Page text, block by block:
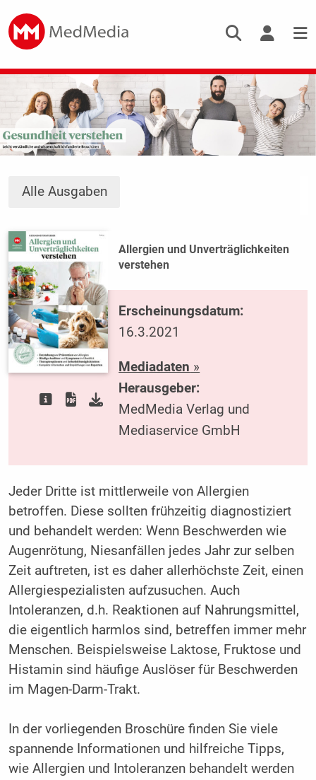
Alle Ausgaben
Allergien und Unverträglichkeiten
verstehen
Erscheinungsdatum:
16.3.2021
Mediadaten »
Herausgeber:
MedMedia Verlag und
Mediaservice GmbH
Jeder Dritte ist mittlerweile von Allergien
betroffen. Diese sollten frühzeitig diagnostiziert
und behandelt werden: Wenn Beschwerden wie
Augenrötung, Niesanfällen jedes Jahr zur selben
Zeit auftreten, ist es daher allerhöchste Zeit, einen
Allergiespezialisten aufzusuchen. Auch
Intoleranzen, d.h. Reaktionen auf Nahrungsmittel,
die eigentlich harmlos sind, betreffen immer mehr
Menschen. Beispielsweise Laktose, Fruktose und
Histamin sind häufige Auslöser für Beschwerden
im Magen-Darm-Trakt.
In der vorliegenden Broschüre finden Sie viele
spannende Informationen und hilfreiche Tipps,
wie Allergien und Intoleranzen behandelt werden